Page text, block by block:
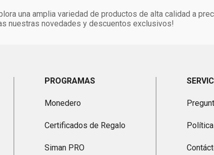
una amplia variedad de productos de alta calidad a
nuestras novedades y descuentos exclusivos!
PROGRAMAS
Monedero
Certificados de Regalo
Siman PRO